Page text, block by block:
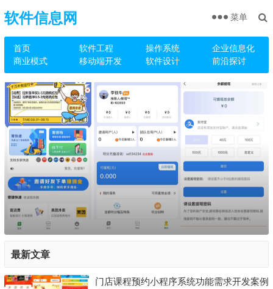
软件信息网
首页 软件工程 操作系统
企业信息化
商业模式
移动端开发 软件设计 前沿探讨
菜单
最新文章
门店课程预约小程序系统功能需求开发案例